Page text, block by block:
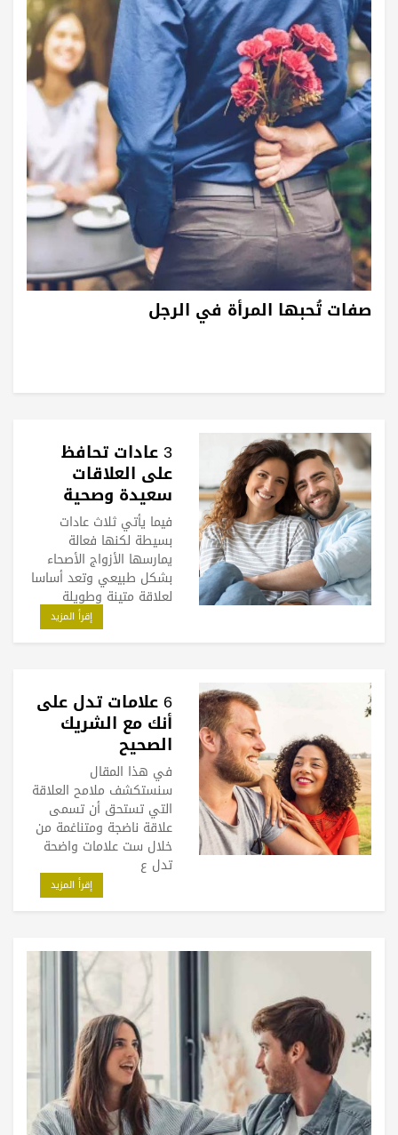
صفات تُحبها المرأة في الرجل
3 عادات تحافظ
على العلاقات
سعيدة وصحية
فيما يأتي ثلاث عادات
بسيطة لكنها فعالة
يمارسها الأزواج الأصحاء
بشكل طبيعي وتعد أساسا
لعلاقة متينة وطويلة
إقرأ المزيد
6 علامات تدل على
أنك مع الشريك
الصحيح
في هذا المقال
سنستكشف ملامح العلاقة
التي تستحق أن تسمى
علاقة ناضجة ومتناغمة من
خلال ست علامات واضحة
تدل ع
إقرأ المزيد